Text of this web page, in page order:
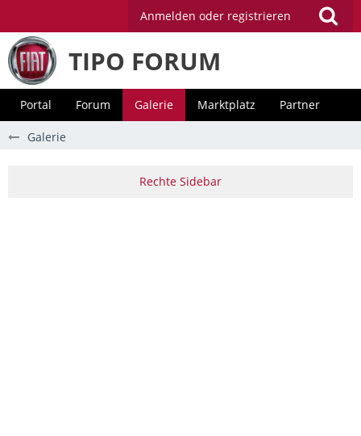
Anmelden oder registrieren
TIPO FORUM
Portal Forum Galerie Marktplatz Partner
Galerie